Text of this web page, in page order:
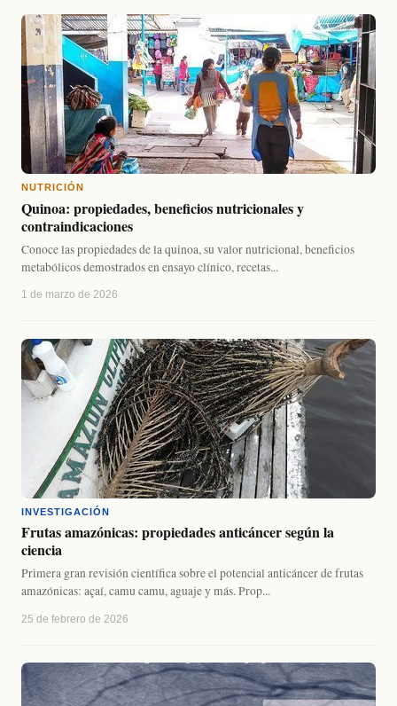
NUTRICIÓN
Quinoa: propiedades, beneficios nutricionales y
contraindicaciones
Conoce las propiedades de la quinoa, su valor nutricional, beneficios
metabólicos demostrados en ensayo clínico, recetas...
1 de marzo de 2026
INVESTIGACIÓN
Frutas amazónicas: propiedades anticáncer según la
ciencia
Primera gran revisión científica sobre el potencial anticáncer de frutas
amazónicas: açaí, camu camu, aguaje y más. Prop...
25 de febrero de 2026